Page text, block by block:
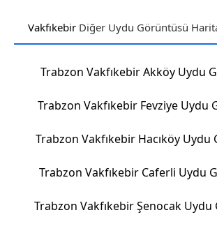
Vakfıkebir Diğer Uydu Görüntüsü
Trabzon Vakfıkebir Akköy Uydu
Trabzon Vakfıkebir Fevziye Uydu
Trabzon Vakfıkebir Hacıköy
Trabzon Vakfıkebir Caferli Uydu
Trabzon Vakfıkebir Şenocak